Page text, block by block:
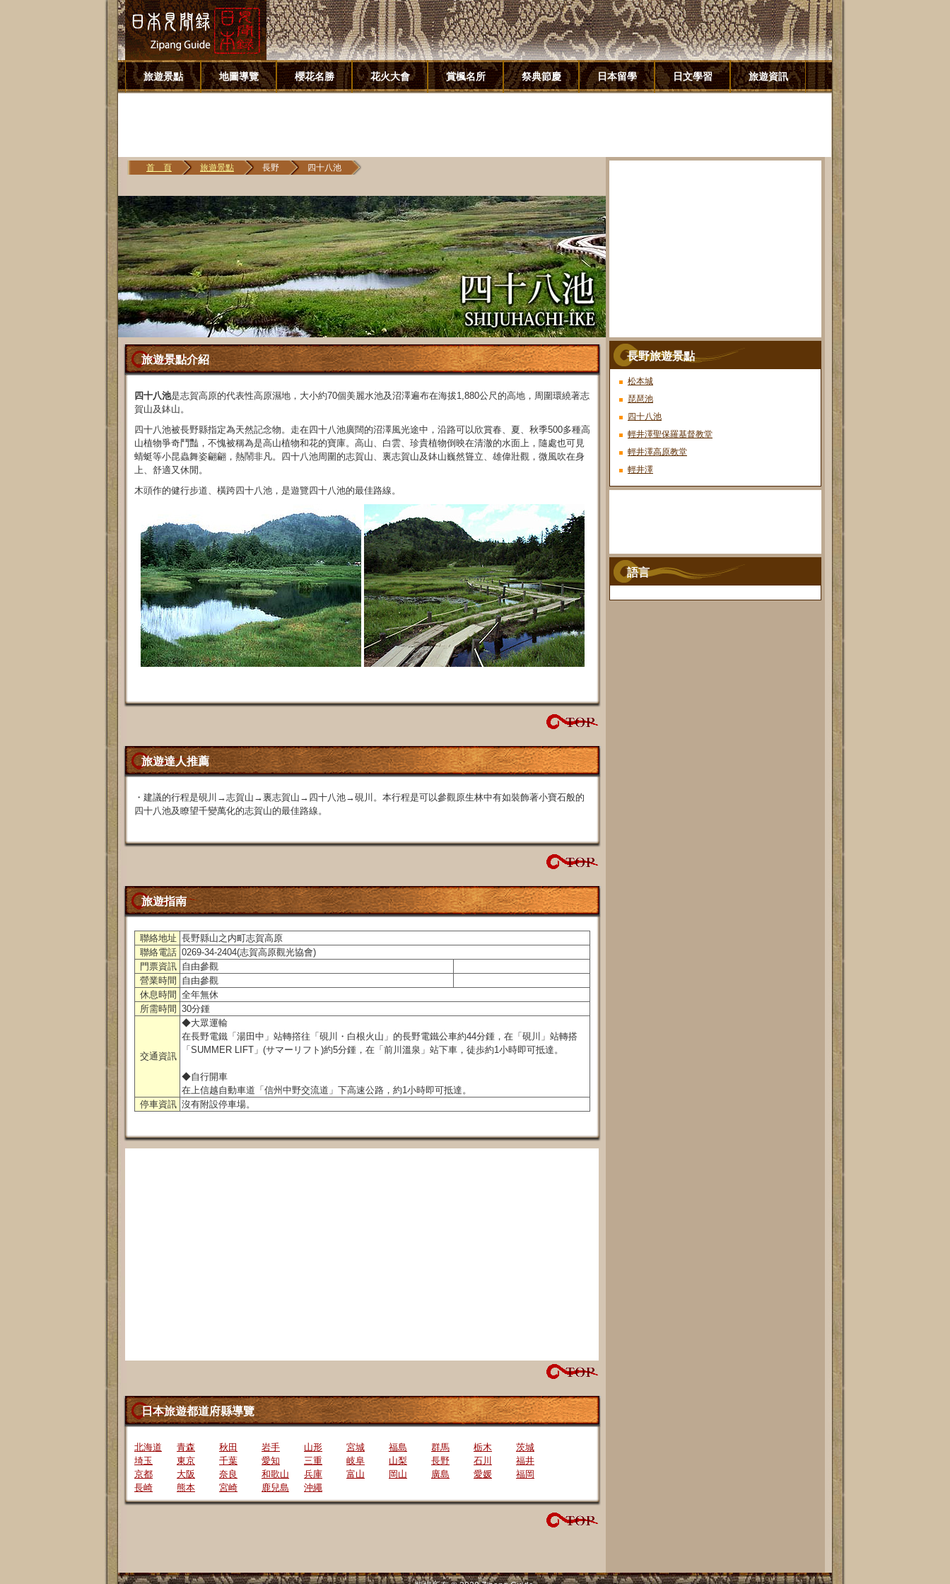
旅遊景點 地圖導覽 櫻花名勝 花火大會 賞楓名所 祭典節慶 日本留學 日文學習 旅遊資訊
首 頁 旅遊景點 長野 四十八池
旅遊景點介紹
四十八池是志賀高原的代表性高原濕地，大小約70個美麗水池及沼澤遍布在海拔1,880公尺的高地，周圍環繞著志
賀山及鉢山。
四十八池被長野縣指定為天然記念物。走在四十八池廣闊的沼澤風光途中，沿路可以欣賞春、夏、秋季500多種高
山植物爭奇鬥豔，不愧被稱為是高山植物和花的寶庫。高山、白雲、珍貴植物倒映在清澈的水面上，隨處也可見
蜻蜓等小昆蟲舞姿翩翩，熱鬧非凡。四十八池周圍的志賀山、裏志賀山及鉢山巍然聳立、雄偉壯觀，微風吹在身
上、舒適又休閒。
木頭作的健行步道、橫跨四十八池，是遊覽四十八池的最佳路線。
旅遊達人推薦
・建議的行程是硯川→志賀山→裏志賀山→四十八池→硯川。本行程是可以參觀原生林中有如裝飾著小寶石般的
四十八池及瞭望千變萬化的志賀山的最佳路線。
旅遊指南
聯絡地址 長野縣山之内町志賀高原
聯絡電話 0269-34-2404(志賀高原觀光協會)
門票資訊 自由參觀
營業時間
自由參觀
休息時間 全年無休
所需時間 30分鍾
交通資訊
◆大眾運輸
在長野電鐵「湯田中」站轉撘往「硯川・白根火山」的長野電鐵公車約44分鍾，在「硯川」站轉搭
「SUMMER LIFT」(サマーリフト)約5分鍾，在「前川溫泉」站下車，徒歩約1小時即可抵達。
◆自行開車
在上信越自動車道「信州中野交流道」下高速公路，約1小時即可抵達。
停車資訊 沒有附設停車場。
日本旅遊都道府縣導覽
北海道 青森 秋田 岩手 山形 宮城 福島 群馬 栃木
茨城
埼玉
東京 千葉 愛知 三重 岐阜 山梨 長野 石川
福井
京都
大阪 奈良 和歌山 兵庫 富山 岡山 廣島 愛媛
福岡
長崎
熊本 宮崎 鹿兒島 沖繩
長野旅遊景點
松本城
琵琶池
四十八池
輕井澤聖保羅基督教堂
輕井澤高原教堂
輕井澤
語言